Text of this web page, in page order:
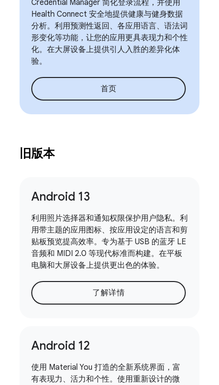
Credential Manager 简化登录流程，并使用
Health Connect 安全地提供健康与健身数据
分析。利用预测性返回、各应用语言、语法词
形变化等功能，让您的应用更具表现力和个性
化。在大屏设备上提供引人入胜的差异化体
验。
首页
旧版本
Android 13
利用照片选择器和通知权限保护用户隐私。利
用带主题的应用图标、按应用设定的语言和剪
贴板预览提高效率。专为基于 USB 的蓝牙 LE
音频和 MIDI 2.0 等现代标准而构建。在平板
电脑和大屏设备上提供更出色的体验。
了解详情
Android 12
使用 Material You 打造的全新系统界面，富
有表现力、活力和个性。使用重新设计的微